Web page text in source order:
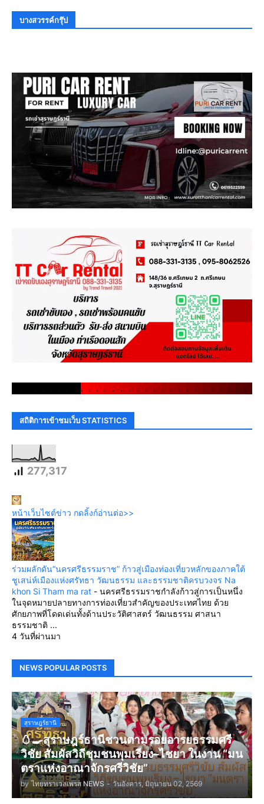
บางสวรรค์กรุ๊ป
. . . . . . . . . . . . . . . . . . . . .
สถิติการเข้าชมเว็บ STATISTICS
277,317
หน้าเว็บไซต์ข่าว กดลิ้งก์อ่านต่อ>>
ร่วมผลักดัน“นครศรีธรรมราช” ก้าวสู่เมืองท่องเที่ยวหลักของภาคใต้
ชูเสน่ห์เมืองแห่งศรัทธา วัฒนธรรม และธรรมชาติครบวงจร Na
khon Si Tham ma rat - นครศรีธรรมราชกำลังก้าวสู่การเป็นหนึ่ง
ในจุดหมายปลายทางการท่องเที่ยวสำคัญของประเทศไทย ด้วย
ศักยภาพที่โดดเด่นทั้งด้านประวัติศาสตร์ วัฒนธรรม ศาสนา
ธรรมชาติ ...
4 วันที่ผ่านมา
NEWS POPULAR POSTS
สุราษฎร์ธานี
🥚🍳สุราษฎร์ธานีชวนตามรอยอารยธรรมศรี
วิชัย สัมผัสวิถีชุมชนพุมเรียง–ไชยา ในงาน “มน
ตราแห่งอาณาจักรศรีวิชัย”
by ไทยทราเวลเพรส NEWS - วันอังคาร, มิถุนายน 02, 2569